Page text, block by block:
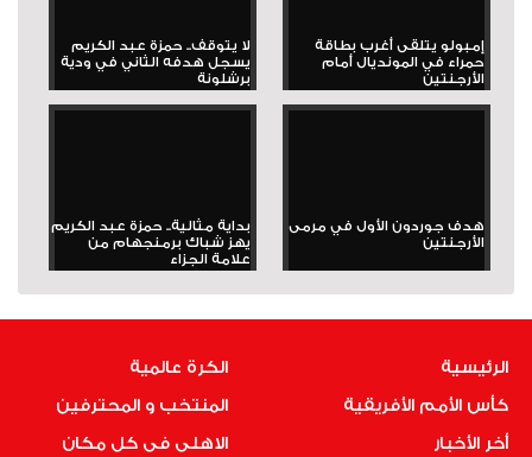
إمبولو يتلقى أغرب بطاقة
حمراء في المونديال أمام
الأرجنتين
لا يتوقف.. حمزة عبد الكريم
يسجل هدفه الثاني في ودية
برشلونة
هدف جوردون الأول في مرمى
الأرجنتين
بداية مثالية.. حمزة عبد الكريم
يهز شباك برمنجهام من
علامة الجزاء
الرئيسية
كأس الأمم الأفريقية
أخر الأخبار
الكرة عالمية
المنتخب و المحترفين
الاهلى فى كل مكان